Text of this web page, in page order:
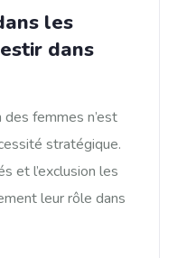
les
dans
des femmes n’est
stratégique.
et l’exclusion les
leur rôle dans